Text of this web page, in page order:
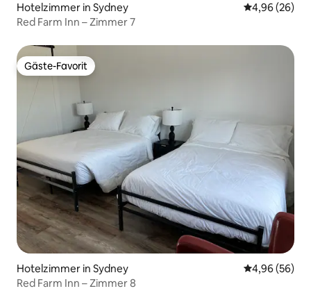
Hotelzimmer in Sydney
4,96 (26)
Red Farm Inn – Zimmer 7
Gäste-Favorit
Gäste-Favorit
Hotelzimmer in Sydney
4,96 (56)
Red Farm Inn – Zimmer 8